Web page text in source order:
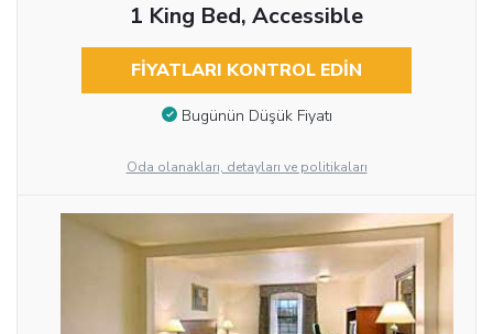
1 King Bed, Accessible
FIYATLARI KONTROL EDIN
Bugünün Düşük Fiyatı
Oda olanakları, detayları ve politikaları